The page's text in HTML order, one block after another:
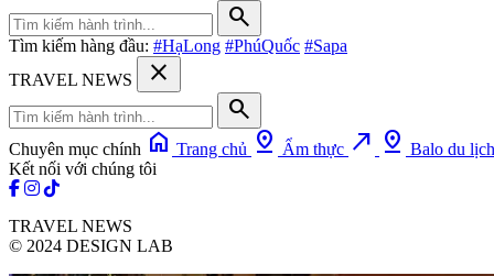
search
Tìm kiếm hàng đầu: #HạLong #PhúQuốc #Sapa
TRAVEL NEWS
close
search
Chuyên mục chính home Trang chủ pin_drop Ẩm thực north_east pin_drop Balo du lịch
Kết nối với chúng tôi
TRAVEL NEWS
© 2024 DESIGN LAB